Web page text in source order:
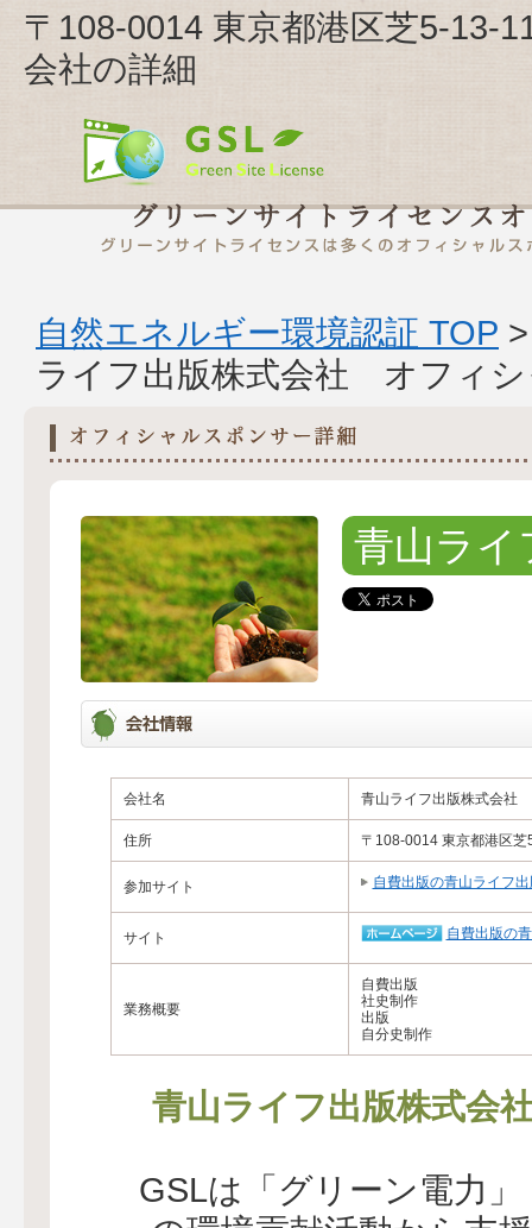
〒108-0014 東京都港区芝5-13-
会社の詳細
自然エネルギー環境認証 TOP
ライフ出版株式会社 オフィ
青山ライ
会社名 青山ライフ出版株式会社
住所 〒108-0014 東京都港区
参加サイト 自費出版の青山ライフ出
サイト 自費出版の
業務概要
自費出版
社史制作
出版
自分史制作
青山ライフ出版株式会
GSLは「グリーン電力